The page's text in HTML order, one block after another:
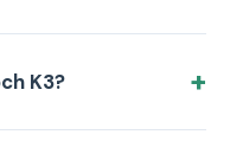
K3?